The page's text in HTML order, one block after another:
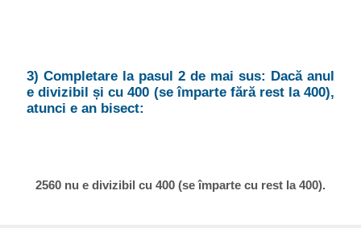
3) Completare la pasul 2 de mai sus: Dacă anul
e divizibil și cu 400 (se împarte fără rest la 400),
atunci e an bisect:
2560 nu e divizibil cu 400 (se împarte cu rest la 400).